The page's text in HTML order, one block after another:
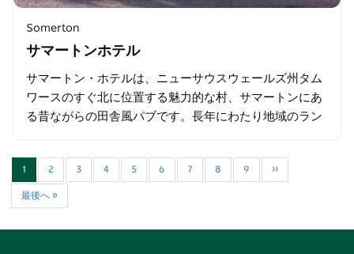
Somerton
サマートンホテル
サマートン・ホテルは、ニューサウスウェールズ州タム
ワースのすぐ北に位置する魅力的な村、サマートンにあ
る昔ながらの田舎風パブです。長年にわたり地域のラン
もてなし、歴史的な趣…
1 2 3 4 5 6 7 8 9 ››
最後へ »